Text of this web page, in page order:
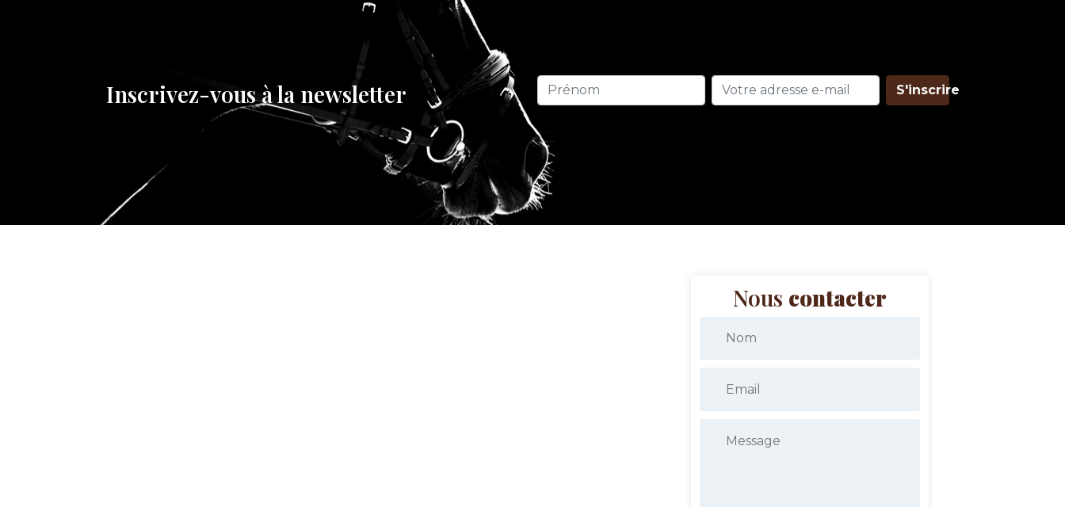
Inscrivez-vous à la newsletter S'inscrire
Nous contacter